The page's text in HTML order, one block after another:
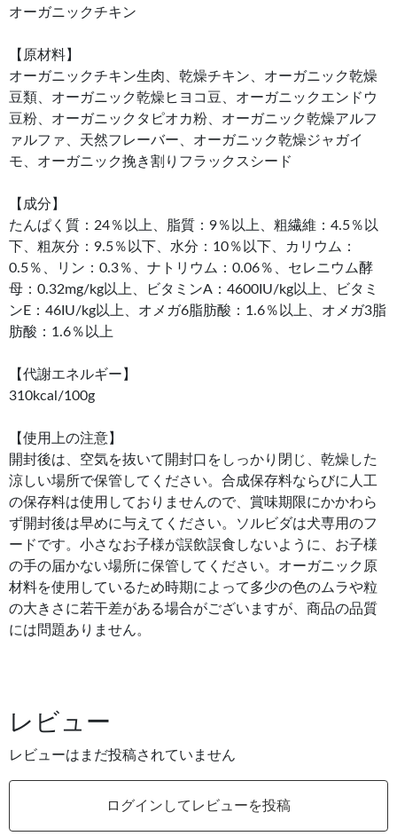
オーガニックチキン
【原材料】
オーガニックチキン生肉、乾燥チキン、オーガニック乾燥
豆類、オーガニック乾燥ヒヨコ豆、オーガニックエンドウ
豆粉、オーガニックタピオカ粉、オーガニック乾燥アルフ
ァルファ、天然フレーバー、オーガニック乾燥ジャガイ
モ、オーガニック挽き割りフラックスシード
【成分】
たんぱく質：24％以上、脂質：9％以上、粗繊維：4.5％以
下、粗灰分：9.5％以下、水分：10％以下、カリウム：
0.5％、リン：0.3％、ナトリウム：0.06％、セレニウム酵
母：0.32mg/kg以上、ビタミンA：4600IU/kg以上、ビタミ
ンE：46IU/kg以上、オメガ6脂肪酸：1.6％以上、オメガ3脂
肪酸：1.6％以上
【代謝エネルギー】
310kcal/100g
【使用上の注意】
開封後は、空気を抜いて開封口をしっかり閉じ、乾燥した
涼しい場所で保管してください。合成保存料ならびに人工
の保存料は使用しておりませんので、賞味期限にかかわら
ず開封後は早めに与えてください。ソルビダは犬専用のフ
ードです。小さなお子様が誤飲誤食しないように、お子様
の手の届かない場所に保管してください。オーガニック原
材料を使用しているため時期によって多少の色のムラや粒
の大きさに若干差がある場合がございますが、商品の品質
には問題ありません。
レビュー
レビューはまだ投稿されていません
ログインしてレビューを投稿